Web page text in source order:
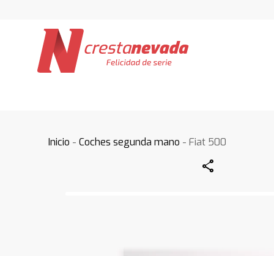
Inicio -Coches segunda mano - Fiat 500
Share